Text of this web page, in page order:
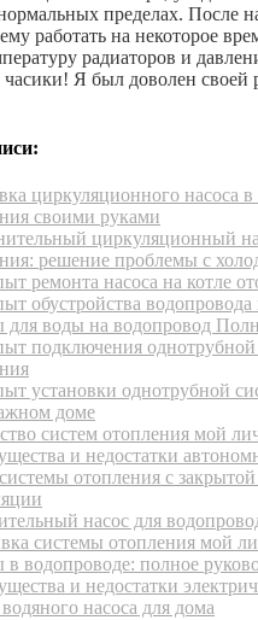
пределах. После
работать на некоторое
радиаторов и
часики! Я был доволен своей
циркуляционного насоса в
своими руками
циркуляционный
решение проблемы с
ремонта насоса на котле
обустройства водопровода
для воды на водопровод
подключения однотрубной
установки однотрубной
доме
систем отопления мой
и недостатки
отопления с
насос для
системы отопления мой
в водопроводе: полное
и недостатки
насоса для дома